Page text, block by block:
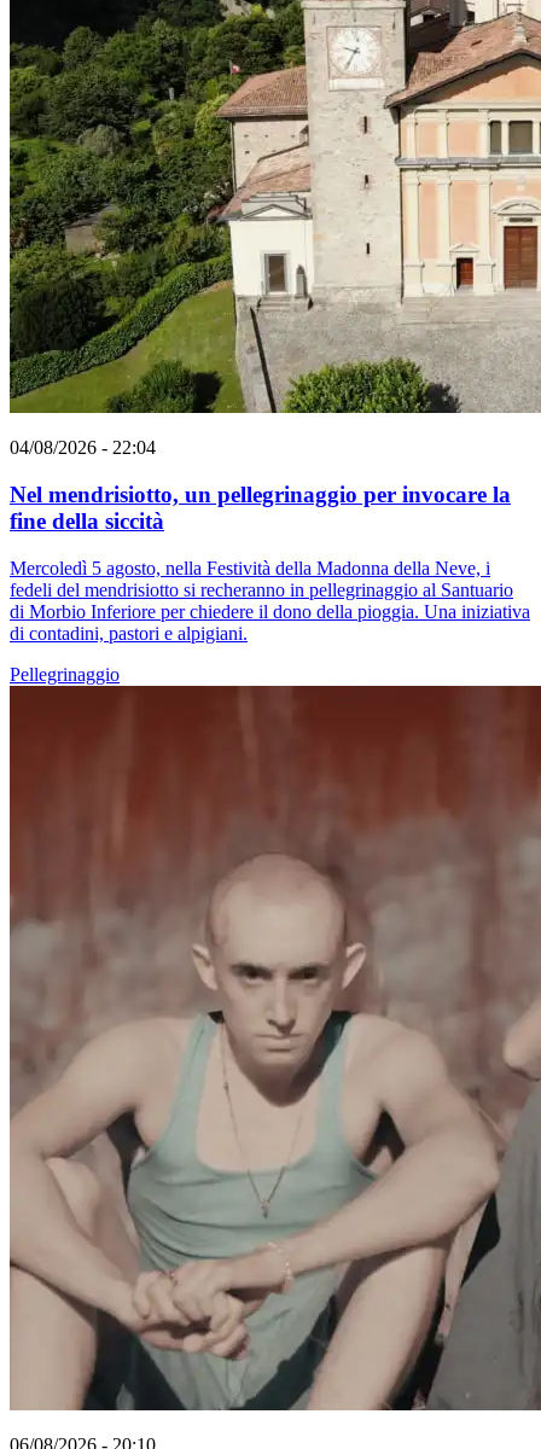
04/08/2026 - 22:04
Nel mendrisiotto, un pellegrinaggio per invocare la
fine della siccità
Mercoledì 5 agosto, nella Festività della Madonna della Neve, i
fedeli del mendrisiotto si recheranno in pellegrinaggio al Santuario
di Morbio Inferiore per chiedere il dono della pioggia. Una iniziativa
di contadini, pastori e alpigiani.
Pellegrinaggio
06/08/2026 - 20:10